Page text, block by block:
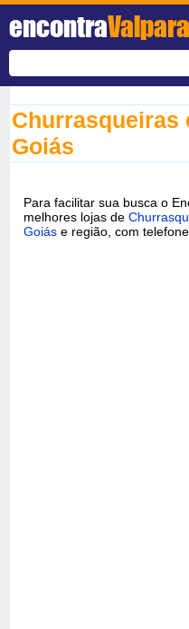
encontra
Churrasqueiras
Goiás
Para facilitar sua busca o
melhores lojas de
Goiás e região, com